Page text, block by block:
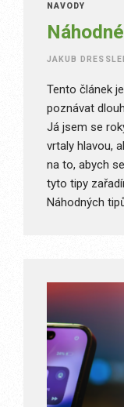
NÁVODY
JAKUB
Tento článek
poznávat
Já jsem se
vrtaly hlavou,
na to, abych
tyto tipy
Náhodných